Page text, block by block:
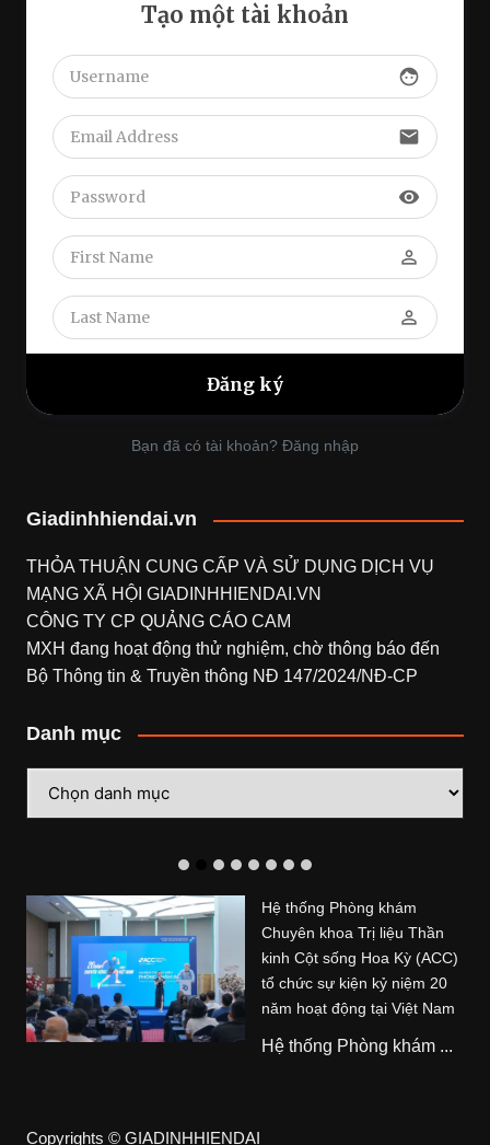
Tạo một tài khoản
face
email
visibility
perm_identity
perm_identity
Bạn đã có tài khoản? Đăng nhập
Giadinhhiendai.vn
THỎA THUẬN CUNG CẤP VÀ SỬ DỤNG DỊCH VỤ
MẠNG XÃ HỘI GIADINHHIENDAI.VN
CÔNG TY CP QUẢNG CÁO CAM
MXH đang hoạt động thử nghiệm, chờ thông báo đến
Bộ Thông tin & Truyền thông NĐ 147/2024/NĐ-CP
Danh mục
mục
Hệ thống Phòng khám
Chuyên khoa Trị liệu Thần
kinh Cột sống Hoa Kỳ (ACC)
tổ chức sự kiện kỷ niệm 20
năm hoạt động tại Việt Nam
Hệ thống Phòng khám ...
Copyrights © GIADINHHIENDAI